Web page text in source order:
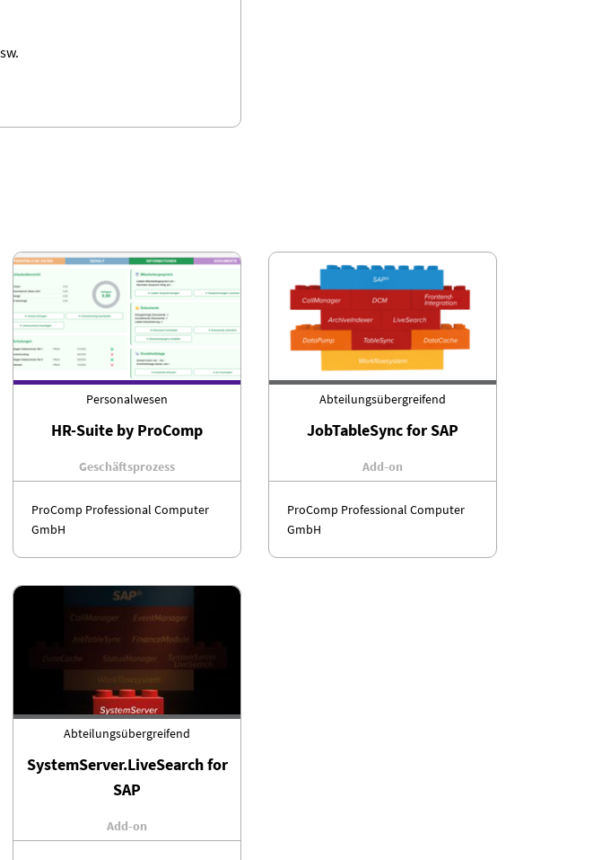
Personalwesen
HR-Suite by ProComp
Geschäftsprozess
ProComp Professional Computer
GmbH
Abteilungsübergreifend
JobTableSync for SAP
Add-on
ProComp Professional Computer
GmbH
Abteilungsübergreifend
SystemServer.LiveSearch for
SAP
Add-on